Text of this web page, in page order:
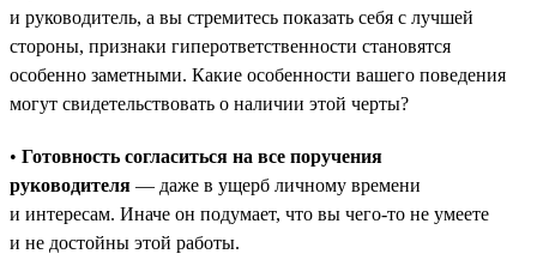
и руководитель, а вы стремитесь показать себя с лучшей
стороны, признаки гиперответственности становятся
особенно заметными. Какие особенности вашего поведения
могут свидетельствовать о наличии этой черты?
• Готовность согласиться на все поручения
руководителя — даже в ущерб личному времени
и интересам. Иначе он подумает, что вы чего-то не умеете
и не достойны этой работы.